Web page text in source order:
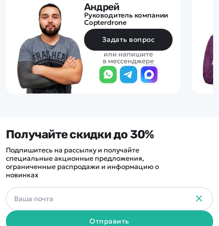
Андрей
Руководитель компании
Copterdrone
Задать вопрос
или напишите
в мессенджере
Получайте скидки до 30%
Подпишитесь на рассылку и получайте
специальные акционные предложения,
ограниченные распродажи и информацию о
новинках
Отправить